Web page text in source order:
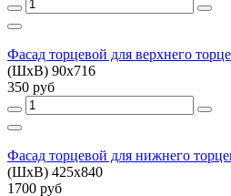
Фасад торцевой для верхнего
(ШхВ) 90х716
350 руб
Фасад торцевой для нижнего
(ШхВ) 425х840
1700 руб